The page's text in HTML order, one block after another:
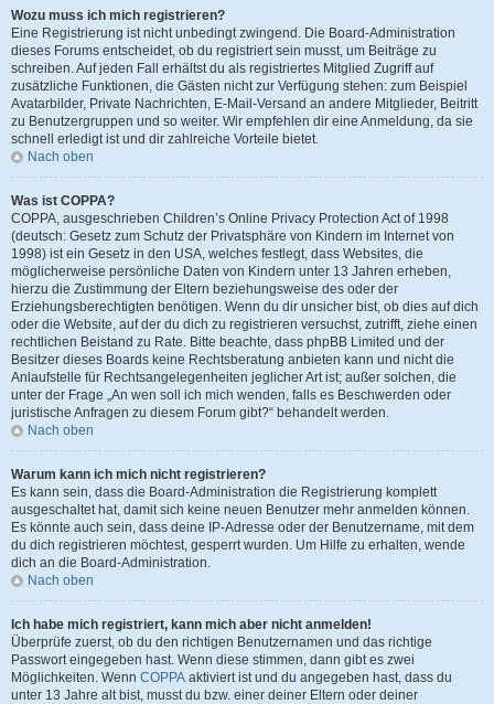
Wozu muss ich mich registrieren?
Eine Registrierung ist nicht unbedingt zwingend. Die Board-Administration
dieses Forums entscheidet, ob du registriert sein musst, um Beiträge zu
schreiben. Auf jeden Fall erhältst du als registriertes Mitglied Zugriff auf
zusätzliche Funktionen, die Gästen nicht zur Verfügung stehen: zum Beispiel
Avatarbilder, Private Nachrichten, E-Mail-Versand an andere Mitglieder, Beitritt
zu Benutzergruppen und so weiter. Wir empfehlen dir eine Anmeldung, da sie
schnell erledigt ist und dir zahlreiche Vorteile bietet.
Nach oben
Was ist COPPA?
COPPA, ausgeschrieben Children’s Online Privacy Protection Act of 1998
(deutsch: Gesetz zum Schutz der Privatsphäre von Kindern im Internet von
1998) ist ein Gesetz in den USA, welches festlegt, dass Websites, die
möglicherweise persönliche Daten von Kindern unter 13 Jahren erheben,
hierzu die Zustimmung der Eltern beziehungsweise des oder der
Erziehungsberechtigten benötigen. Wenn du dir unsicher bist, ob dies auf dich
oder die Website, auf der du dich zu registrieren versuchst, zutrifft, ziehe einen
rechtlichen Beistand zu Rate. Bitte beachte, dass phpBB Limited und der
Besitzer dieses Boards keine Rechtsberatung anbieten kann und nicht die
Anlaufstelle für Rechtsangelegenheiten jeglicher Art ist; außer solchen, die
unter der Frage „An wen soll ich mich wenden, falls es Beschwerden oder
juristische Anfragen zu diesem Forum gibt?“ behandelt werden.
Nach oben
Warum kann ich mich nicht registrieren?
Es kann sein, dass die Board-Administration die Registrierung komplett
ausgeschaltet hat, damit sich keine neuen Benutzer mehr anmelden können.
Es könnte auch sein, dass deine IP-Adresse oder der Benutzername, mit dem
du dich registrieren möchtest, gesperrt wurden. Um Hilfe zu erhalten, wende
dich an die Board-Administration.
Nach oben
Ich habe mich registriert, kann mich aber nicht anmelden!
Überprüfe zuerst, ob du den richtigen Benutzernamen und das richtige
Passwort eingegeben hast. Wenn diese stimmen, dann gibt es zwei
Möglichkeiten. Wenn COPPA aktiviert ist und du angegeben hast, dass du
unter 13 Jahre alt bist, musst du bzw. einer deiner Eltern oder deiner